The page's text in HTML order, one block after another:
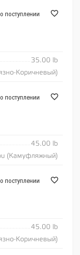
поступлении
35.00 lb
Коричневый)
поступлении
45.00 lb
(Камуфляжный)
поступлении
45.00 lb
Коричневый)